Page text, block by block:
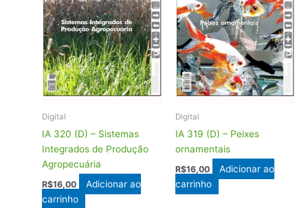
Digital
IA 320 (D) – Sistemas
Integrados de Produção
Agropecuária
R$16,00
Adicionar ao
carrinho
Digital
IA 319 (D) – Peixes
ornamentais
R$16,00
Adicionar ao
carrinho